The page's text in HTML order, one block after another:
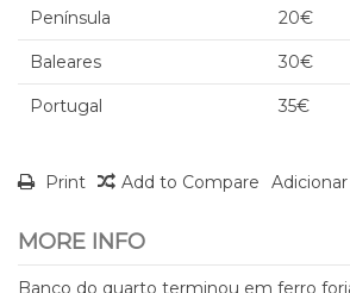
Península 20€
Baleares 30€
Portugal 35€
Print Add to Compare
MORE INFO
Banco do quarto terminou em ferro